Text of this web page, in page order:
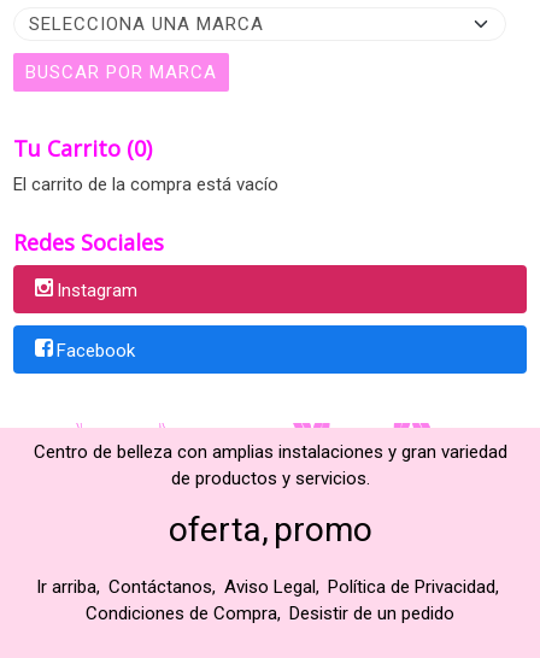
Tu Carrito (0)
El carrito de la compra está vacío
Redes Sociales
Instagram
Facebook
Centro de belleza con amplias instalaciones y gran variedad
de productos y servicios.
oferta promo
Ir arriba Contáctanos Aviso Legal Política de Privacidad
Condiciones de Compra Desistir de un pedido